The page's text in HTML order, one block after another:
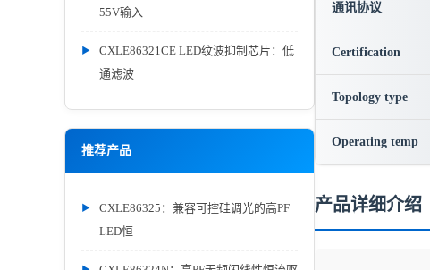
55V输入
CXLE86321CE LED纹波抑制芯片：低
通滤波
推荐产品
CXLE86325：兼容可控硅调光的高PF
LED恒
通讯协议
Certification
Topology type
Operating temp
产品详细介绍